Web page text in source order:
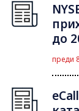
до
преди